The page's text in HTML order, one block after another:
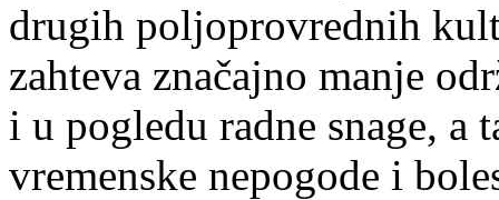
drugih poljoprovrednih
zahteva značajno manje
i u pogledu radne snage, a
vremenske nepogode i